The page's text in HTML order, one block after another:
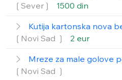
❲Sever❳
1500 din
Kutija kartonska nova
❲Novi Sad ❳
2 eur
Mreze za male golove
❲Novi Sad ❳